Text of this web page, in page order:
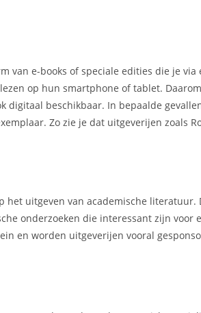
van e-books of speciale edities die je via
op hun smartphone of tablet.
beschikbaar. In bepaalde
Zo zie je dat uitgeverijen zoals
het uitgeven van academische literatuur.
onderzoeken die interessant zijn voor
en worden uitgeverijen vooral